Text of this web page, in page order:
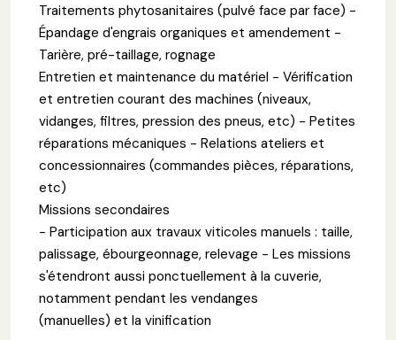
Traitements phytosanitaires (pulvé face par face) -
Épandage d'engrais organiques et amendement -
Tarière, pré-taillage, rognage
Entretien et maintenance du matériel - Vérification
et entretien courant des machines (niveaux,
vidanges, filtres, pression des pneus, etc) - Petites
réparations mécaniques - Relations ateliers et
concessionnaires (commandes pièces, réparations,
etc)
Missions secondaires
- Participation aux travaux viticoles manuels : taille,
palissage, ébourgeonnage, relevage - Les missions
s'étendront aussi ponctuellement à la cuverie,
notamment pendant les vendanges
(manuelles) et la vinification